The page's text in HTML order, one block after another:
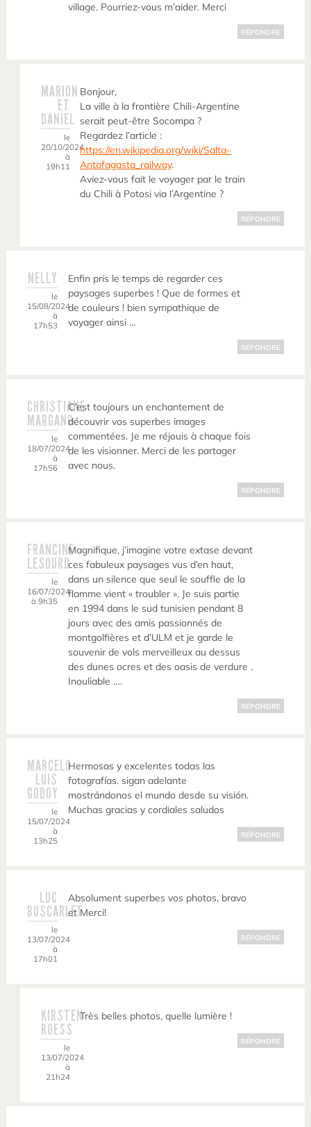
village. Pourriez-vous m’aider. Merci
RÉPONDRE
MARION
ET
DANIEL
le
20/10/2024
à
19h11
Bonjour,
La ville à la frontière Chili-Argentine
serait peut-être Socompa ?
Regardez l’article :
https://en.wikipedia.org/wiki/Salta–
Antofagasta_railway.
Aviez-vous fait le voyager par le train
du Chili à Potosi via l’Argentine ?
RÉPONDRE
NELLY
le
15/08/2024
à
17h53
Enfin pris le temps de regarder ces
paysages superbes ! Que de formes et
de couleurs ! bien sympathique de
voyager ainsi …
RÉPONDRE
CHRISTIANE
MARGAND
le
18/07/2024
à
17h56
C’est toujours un enchantement de
découvrir vos superbes images
commentées. Je me réjouis à chaque fois
de les visionner. Merci de les partager
avec nous.
RÉPONDRE
FRANCINE
LESOURD
le
16/07/2024
à 9h35
Magnifique, j’imagine votre extase devant
ces fabuleux paysages vus d’en haut,
dans un silence que seul le souffle de la
flamme vient « troubler ». Je suis partie
en 1994 dans le sud tunisien pendant 8
jours avec des amis passionnés de
montgolfières et d’ULM et je garde le
souvenir de vols merveilleux au dessus
des dunes ocres et des oasis de verdure .
Inouliable ….
RÉPONDRE
MARCELO
LUIS
GODOY
le
15/07/2024
à
13h25
Hermosas y excelentes todas las
fotografías. sigan adelante
mostrándonos el mundo desde su visión.
Muchas gracias y cordiales saludos
RÉPONDRE
LUC
BUSCARLET
le
13/07/2024
à
17h01
Absolument superbes vos photos, bravo
et Merci!
RÉPONDRE
KIRSTEN
ROESS
le
13/07/2024
à
21h24
Très belles photos, quelle lumière !
RÉPONDRE